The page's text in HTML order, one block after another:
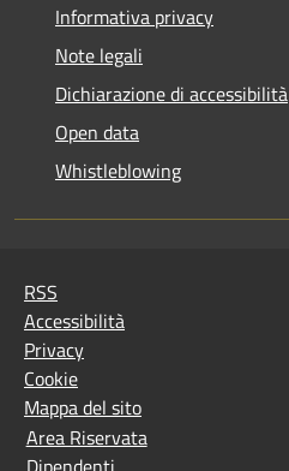
Informativa privacy
Note legali
Dichiarazione di accessibilità
Open data
Whistleblowing
RSS
Accessibilità
Privacy
Cookie
Mappa del sito
Area Riservata